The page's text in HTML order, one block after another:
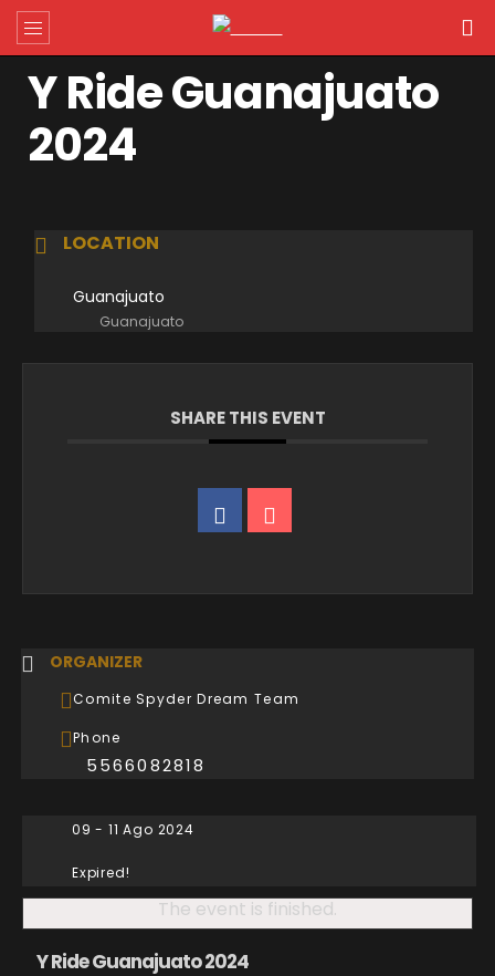
Y Ride Guanajuato
2024
LOCATION
Guanajuato
Guanajuato
SHARE THIS EVENT
ORGANIZER
Comite Spyder Dream Team
Phone
5566082818
09 - 11 Ago 2024
Expired!
The event is finished.
Y Ride Guanajuato 2024